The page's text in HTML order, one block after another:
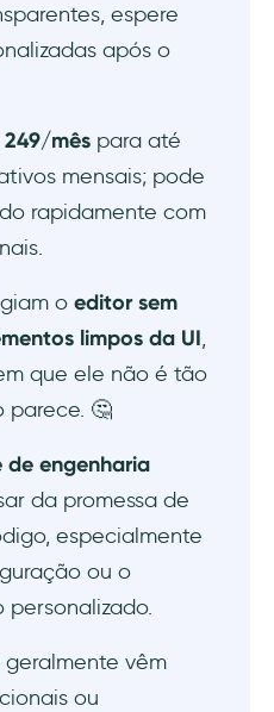
espere
após o
mês para até
mensais; pode
rapidamente com
o editor sem
limpos da UI,
que ele não é tão
parece. 🤔
de engenharia
da promessa de
especialmente
ou o
geralmente vêm
ou